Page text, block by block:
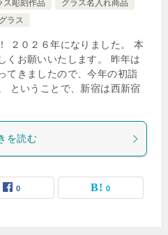
ス彫刻作品
グラス名入れ商品
ラス
２０２６年になりました。 本
くお願いいたします。 昨年は
てきましたので、今年の初詣
ということで、新宿は西新宿
を読む
0 0